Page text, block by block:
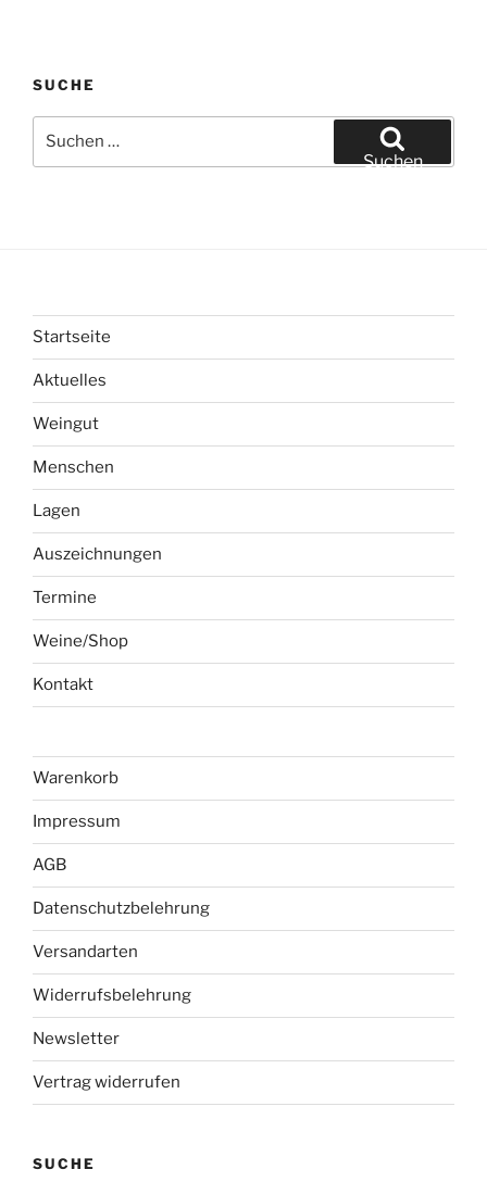
SUCHE
nach:
Suchen
Startseite
Aktuelles
Weingut
Menschen
Lagen
Auszeichnungen
Termine
Weine/Shop
Kontakt
Warenkorb
Impressum
AGB
Datenschutzbelehrung
Versandarten
Widerrufsbelehrung
Newsletter
Vertrag widerrufen
SUCHE